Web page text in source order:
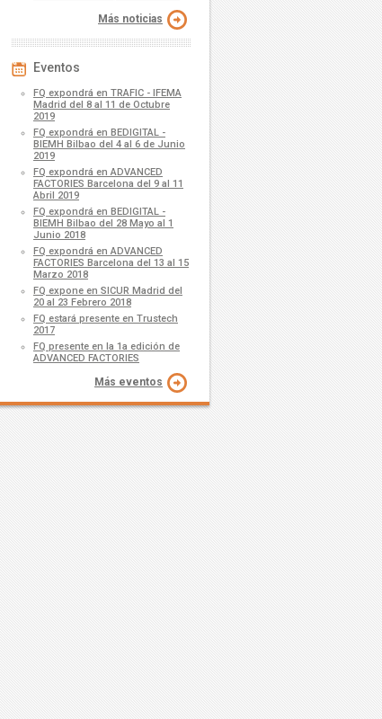
Más noticias
Eventos
FQ expondrá en TRAFIC - IFEMA
Madrid del 8 al 11 de Octubre
2019
FQ expondrá en BEDIGITAL -
BIEMH Bilbao del 4 al 6 de Junio
2019
FQ expondrá en ADVANCED
FACTORIES Barcelona del 9 al 11
Abril 2019
FQ expondrá en BEDIGITAL -
BIEMH Bilbao del 28 Mayo al 1
Junio 2018
FQ expondrá en ADVANCED
FACTORIES Barcelona del 13 al 15
Marzo 2018
FQ expone en SICUR Madrid del
20 al 23 Febrero 2018
FQ estará presente en Trustech
2017
FQ presente en la 1a edición de
ADVANCED FACTORIES
Más eventos